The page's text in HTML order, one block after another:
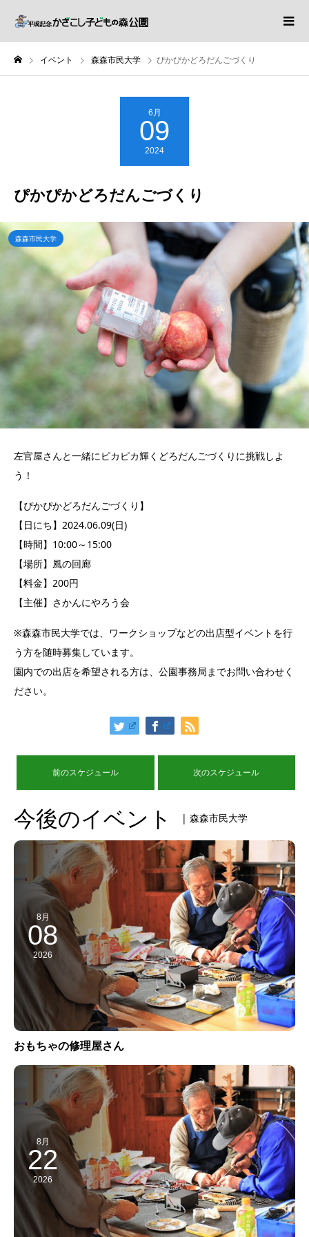
イベント 森森市民大学 ぴかぴかどろだんごづくり
6月
09
2024
ぴかぴかどろだんごづくり
森森市民大学
左官屋さんと一緒にピカピカ輝くどろだんごづくりに挑戦しよ
う！
【ぴかぴかどろだんごづくり】
【日にち】2024.06.09(日)
【時間】10:00～15:00
【場所】風の回廊
【料金】200円
【主催】さかんにやろう会
※森森市民大学では、ワークショップなどの出店型イベントを行
う方を随時募集しています。
園内での出店を希望される方は、公園事務局までお問い合わせく
ださい。
前のスケジュール 次のスケジュール
今後のイベント | 森森市民大学
8月
08
2026
おもちゃの修理屋さん
8月
22
2026